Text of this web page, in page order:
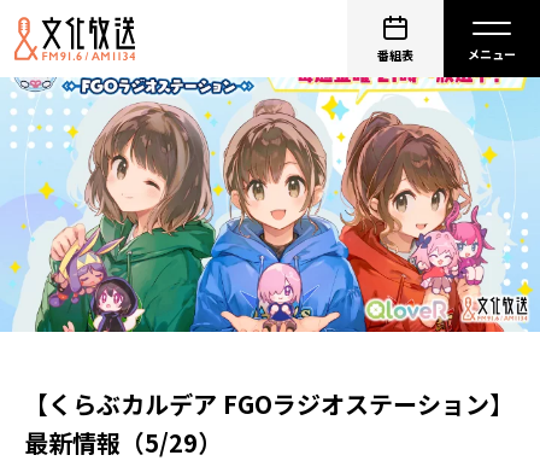
番組表
【くらぶカルデア FGOラジオステーション】
最新情報（5/29）